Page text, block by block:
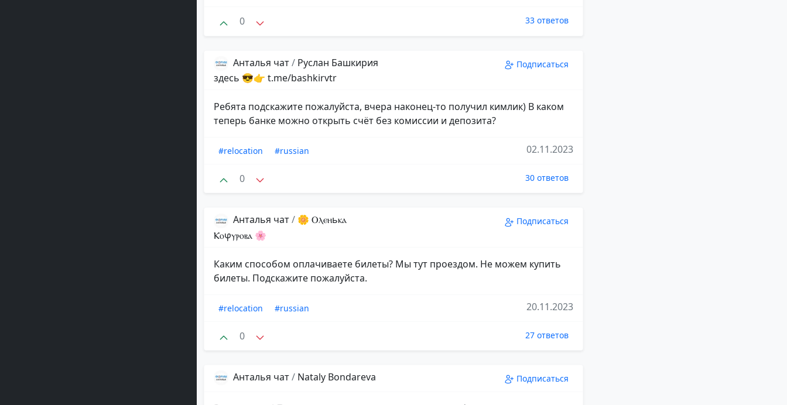
0 33 ответов
Анталья чат/ Руслан Башкирия
здесь 😎👉 t.me/bashkirvtr
Подписаться
Ребята подскажите пожалуйста, вчера наконец-то получил кимлик) В каком
теперь банке можно открыть счёт без комиссии и депозита?
#relocation #russian 02.11.2023
0 30 ответов
Анталья чат/ 🌼 Ⲟⲗⲉⲏьⲕⲁ
Ⲕⲟⳡⲩⲣⲟⲃⲁ 🌸
Подписаться
Каким способом оплачиваете билеты? Мы тут проездом. Не можем купить
билеты. Подскажите пожалуйста.
#relocation #russian 20.11.2023
0 27 ответов
Анталья чат/ Nataly Bondareva Подписаться